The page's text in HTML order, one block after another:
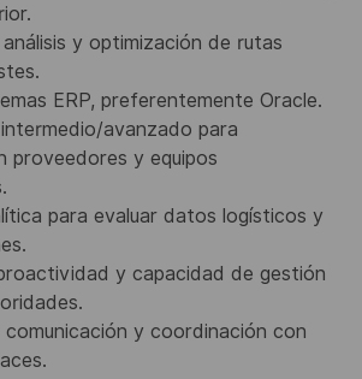
análisis y optimización de rutas
ERP, preferentemente Oracle.
avanzado para
proveedores y equipos
para evaluar datos logísticos y
y capacidad de gestión
comunicación y coordinación con